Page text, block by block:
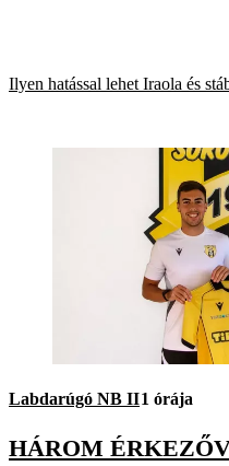
Ilyen hatással lehet Iraola és
Labdarúgó NB II1 órája
HÁROM